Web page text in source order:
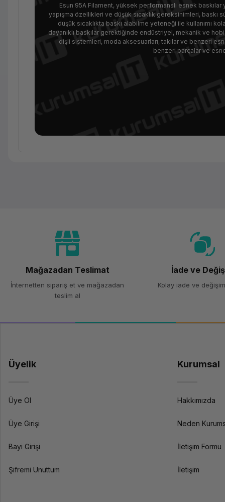
Esun 95A Filament, yüksek performanslı esnek baskılar
yapışma özellikleri ve düşük sıcaklık gereksinimleri, baskı
düşük sıcaklıkta baskı alabilme yeteneği ile kullanımı
dayanıklı baskılar gerektiğinde endüstriyel, mekanik ve
dişli sistemleri, moda aksesuarları, takılar ve benzeri
benzeri parçalar ve
Model
Teknik Özellikler
Mağazadan Teslimat
İnternetten sipariş et ve mağazadan
teslim al
İade ve
Kolay iade ve
Üyelik
Üye Ol
Üye Girişi
Bayi Girişi
Şifremi Unuttum
Kurumsal
Hakkımızda
Neden
İletişim Formu
İletişim